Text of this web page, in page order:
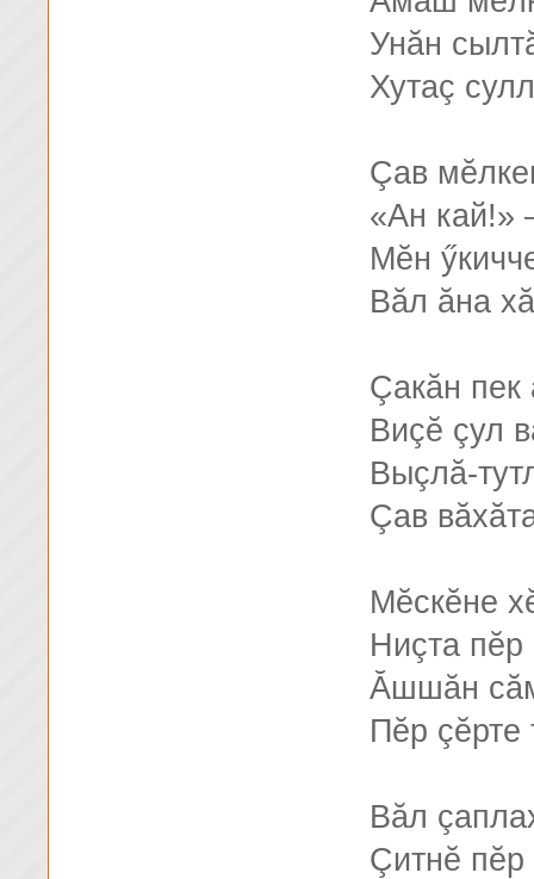
Унăн
Хутаç
Çав
«Ан кай!»
Мĕн
Вăл ăна
Çакăн
Виçĕ çул
Выçлă-
Çав
Мĕскĕне
Ниçта
Ăшшăн
Пĕр çĕрте
Вăл
Çитнĕ пĕр